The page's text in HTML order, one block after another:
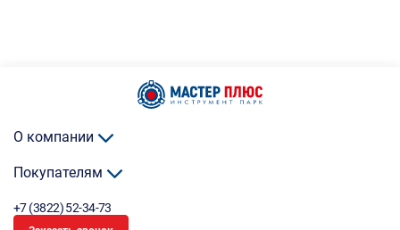
О компании
Покупателям
+7 (3822) 52-34-73